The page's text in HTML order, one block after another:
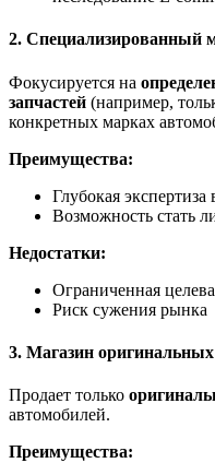
2. Специализированный
Фокусируется на
запчастей (например,
конкретных марках
Преимущества:
Глубокая
Возможность стать
Недостатки:
Ограниченная
Риск сужения рынка
3. Магазин оригинальных
Продает только
автомобилей.
Преимущества: